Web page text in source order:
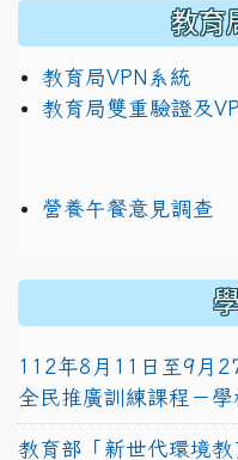
教育
教育局VPN系統
教育局雙重驗證及
營養午餐意見調查
112年8月11日至9月
全民推廣訓練課程－
教育部「新世代環境教